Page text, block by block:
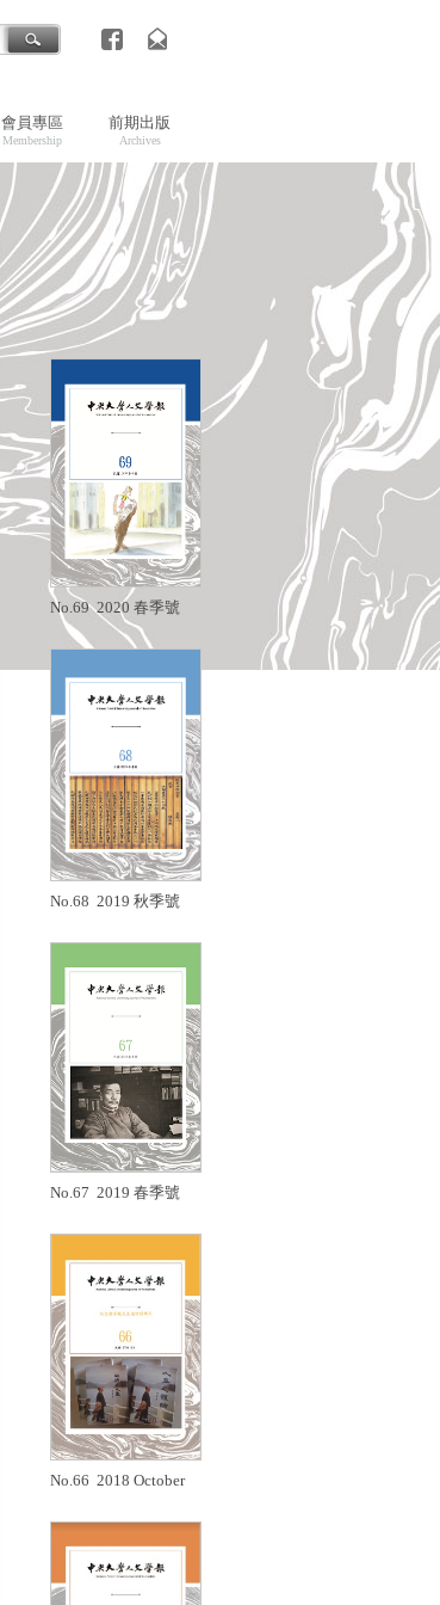
會員專區
Membership
前期出版
Archives
No.69 2020 春季號
No.68 2019 秋季號
No.67 2019 春季號
No.66 2018 October